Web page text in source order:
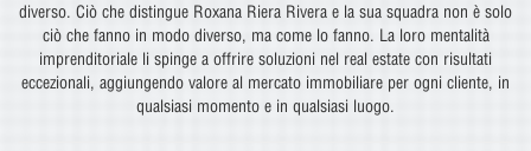
diverso. Ciò che distingue Roxana Riera Rivera e la sua squadra non è solo
ciò che fanno in modo diverso, ma come lo fanno. La loro mentalità
imprenditoriale li spinge a offrire soluzioni nel real estate con risultati
eccezionali, aggiungendo valore al mercato immobiliare per ogni cliente, in
qualsiasi momento e in qualsiasi luogo.